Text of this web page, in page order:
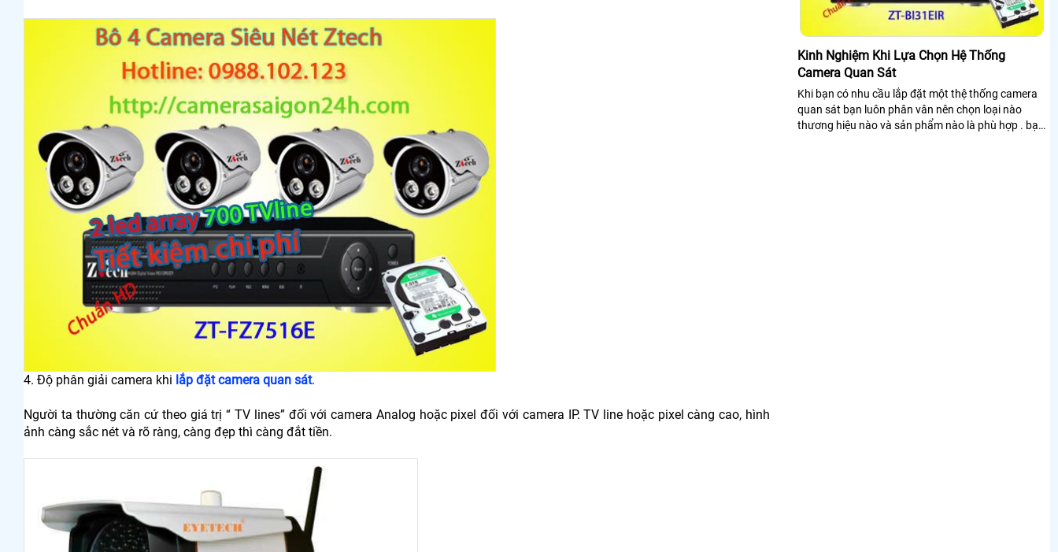
4. Độ phân giải camera khi lắp đặt camera quan sát.
Người ta thường căn cứ theo giá trị “ TV lines” đối với camera Analog hoặc pixel đối với camera IP. TV line hoặc pixel càng cao, hình
ảnh càng sắc nét và rõ ràng, càng đẹp thì càng đắt tiền.
Kinh Nghiệm Khi Lựa Chọn Hệ Thống
Camera Quan Sát
Khi bạn có nhu cầu lắp đặt một thệ thống camera
quan sát bạn luôn phân vân nên chọn loại nào
thương hiệu nào và sản phẩm nào là phù hợp . bạn